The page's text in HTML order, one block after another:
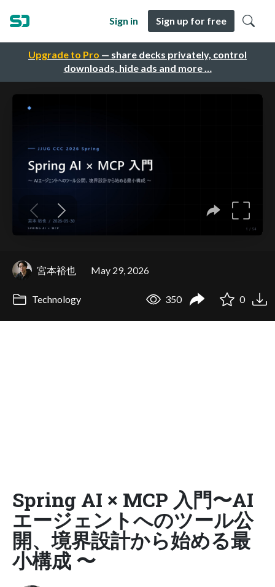
Upgrade to Pro — share decks privately, control
downloads, hide ads and more …
Sign in Sign up for free
宮本裕也 May 29, 2026
Technology 350 0
Spring AI × MCP 入門〜AI
エージェントへのツール公
開、境界設計から始める最
小構成 〜